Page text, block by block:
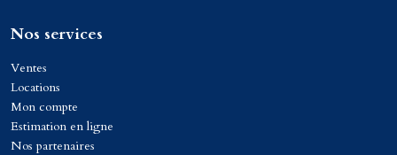
Nos services
Ventes
Locations
Mon compte
Estimation en ligne
Nos partenaires